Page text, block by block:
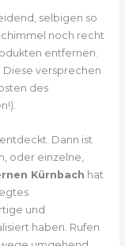
selbigen so
noch recht
entfernen.
Diese versprechen
des
Dann ist
oder einzelne,
Kürnbach hat
und
haben. Rufen